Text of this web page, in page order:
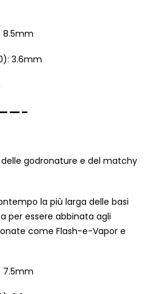
8.5mm
3.6mm
godronature e del matchy
la più larga delle basi
per essere abbinata agli
come Flash-e-Vapor e
7.5mm